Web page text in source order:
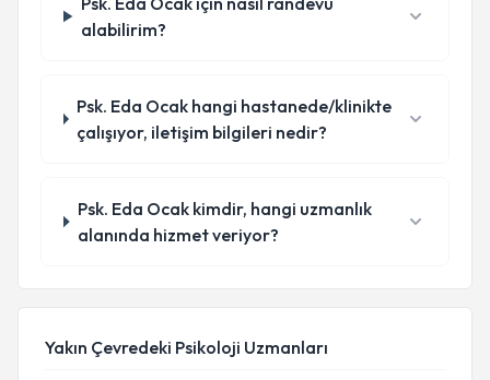
alabilirim?
Psk. Eda Ocak hangi hastanede/klinikte
çalışıyor, iletişim bilgileri nedir?
Psk. Eda Ocak kimdir, hangi uzmanlık
alanında hizmet veriyor?
Yakın Çevredeki Psikoloji Uzmanları